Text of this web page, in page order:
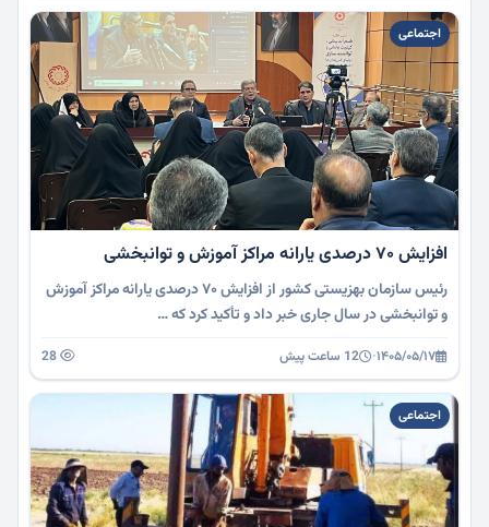
اجتماعی
افزایش ۷۰ درصدی یارانه مراکز آموزش و توانبخشی
رئیس سازمان بهزیستی کشور از افزایش ۷۰ درصدی یارانه مراکز آموزش
و توانبخشی در سال جاری خبر داد و تأکید کرد که …
۱۴۰۵/۰۵/۱۷· 12 ساعت پیش
اجتماعی